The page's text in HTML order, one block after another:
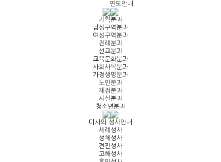
연도안내
기획분과
남성구역분과
여성구역분과
전례분과
선교분과
교육문화분과
사회사목분과
가정생명분과
노인분과
재정분과
시설분과
청소년분과
미사와 성사안내
세례성사
성체성사
견진성사
고해성사